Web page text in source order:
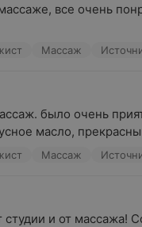
итальянскую
мелочами — от
и музыку с
все очень
Массаж
было очень
масло,
Массаж
студии и от массажа!